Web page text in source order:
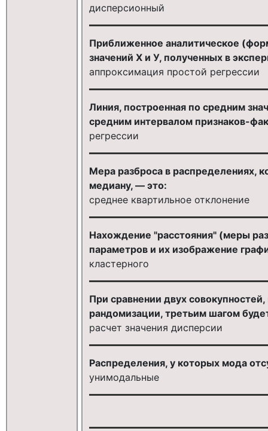
дисперсионный
Приближенное аналитическое
значений Х и У, полученных в
аппроксимация простой регрессии
Линия, построенная по средним
средним интервалом признаков-
регрессии
Мера разброса в распределениях,
медиану, — это:
среднее квартильное отклонение
Нахождение "расстояния" (меры
параметров и их изображение
кластерного
При сравнении двух
рандомизации, третьим шагом
расчет значения дисперсии
Распределения, у которых мода
унимодальные